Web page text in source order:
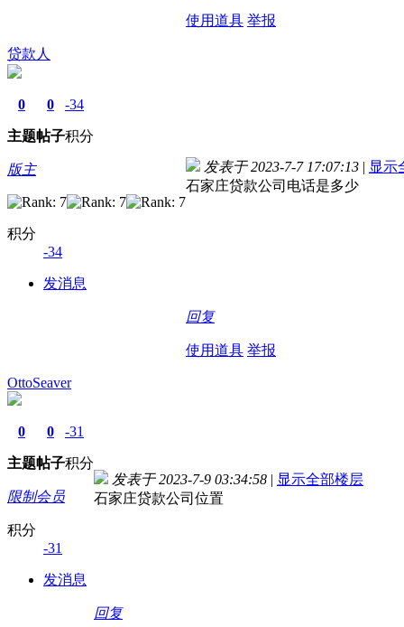
使用道具 举报
贷款人
0
主题
0
帖子
-34
积分
版主
积分
-34
发消息
发表于 2023-7-7 17:07:13 | 显示
石家庄贷款公司电话是多少
回复
使用道具 举报
OttoSeaver
0
主题
0
帖子
-31
积分
限制会员
积分
-31
发消息
发表于 2023-7-9 03:34:58 | 显示全部楼层
石家庄贷款公司位置
回复